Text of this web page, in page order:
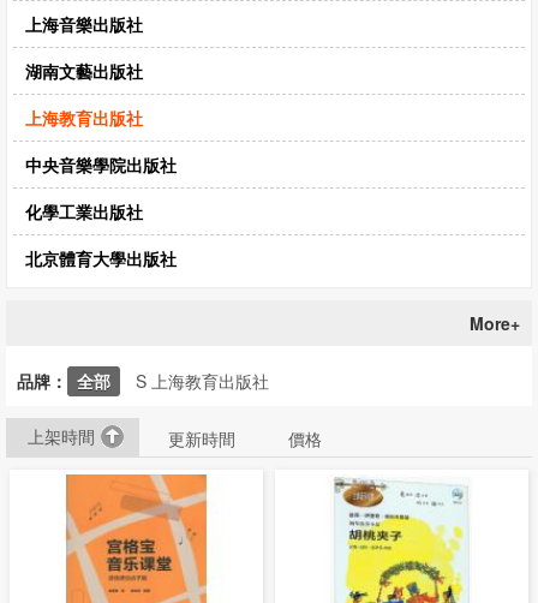
樂器配件
總譜、樂團譜、爵士樂
CD‧DVD
禮品專區
出版社
日本樂譜
中國民樂
上海音樂出版社
湖南文藝出版社
上海教育出版社
中央音樂學院出版社
化學工業出版社
北京體育大學出版社
More+
品牌： 全部 S 上海教育出版社
上架時間 更新時間 價格